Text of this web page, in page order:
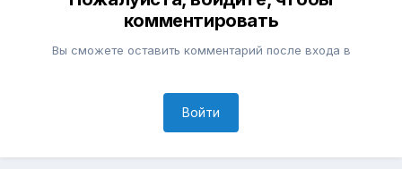
комментировать
Вы сможете оставить комментарий после входа в
Войти